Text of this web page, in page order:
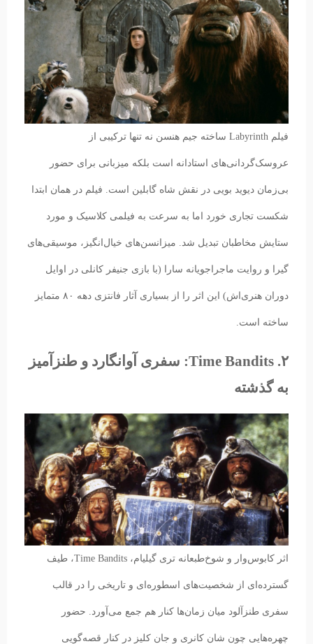
فیلم Labyrinth ساخته جیم هنسن نه تنها ترکیبی از
عروسک‌گردانی‌های استادانه است بلکه میزبانی برای حضور
بی‌زمان دیوید بویی در نقش شاه گابلین است. فیلم در همان ابتدا
شکست تجاری خورد اما به سرعت به فیلمی کلاسیک و مورد
ستایش مخاطبان تبدیل شد. میزانسن‌های خیال‌انگیز، موسیقی‌های
گیرا و روایت ماجراجویانه سارا (با بازی جنیفر کانلی در اوایل
دوران هنری‌اش) این اثر را از بسیاری آثار فانتزی دهه ۸۰ متمایز
ساخته است.
۲. Time Bandits: سفری آوانگارد و طنزآمیز
به گذشته
اثر کابوس‌وار و شوخ‌طبعانه تری گیلیام، Time Bandits، طیف
گسترده‌ای از شخصیت‌های اسطوره‌ای و تاریخی را در قالب
سفری طنزآلود میان زمان‌ها کنار هم جمع می‌آورد. حضور
چهره‌هایی چون شان کانری و جان کلیز در کنار قصه‌گویی